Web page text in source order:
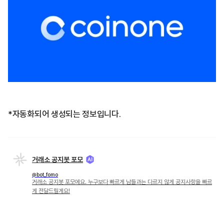
*자동화되어 생성되는 정보입니다.
거래소 공지봇 포모
@bot_fomo
거래소 공지봇 포모에요. 누구보다 빠르게 남들과는 다르지 않게 공지사항을 빠르
게 전달드릴게요!